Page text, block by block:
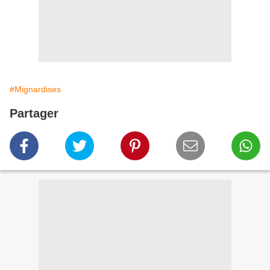
#Mignardises
Partager